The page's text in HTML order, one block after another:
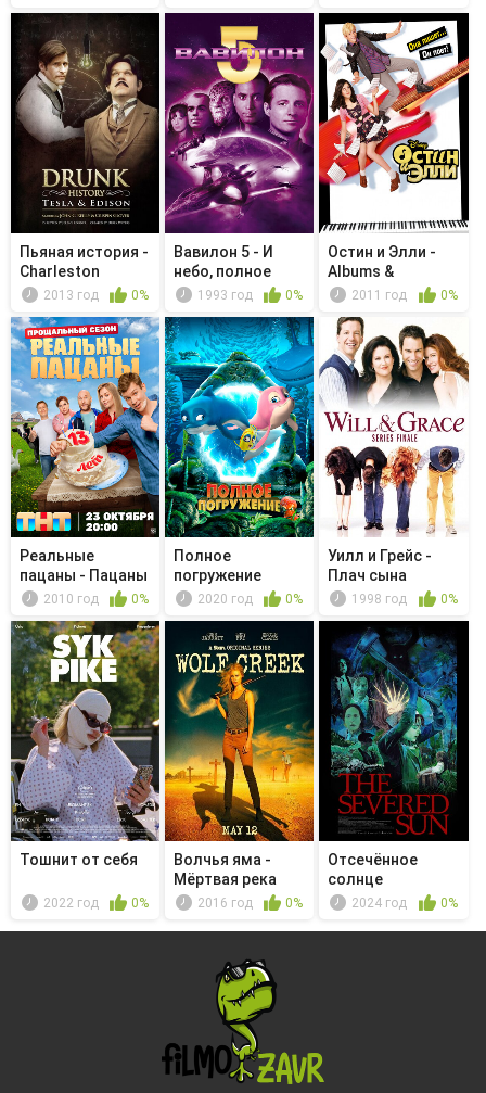
Пьяная история -
Charleston
2013 год 0%
Вавилон 5 - И
небо, полное
звёзд1993 год 0%
Остин и Элли -
Albums &
Auditions
2011 год 0%
Реальные
пацаны - Пацаны
и бальная си...
2010 год 0%
Полное
погружение
2020 год 0%
Уилл и Грейс -
Плач сына
1998 год 0%
Тошнит от себя
2022 год 0%
Волчья яма -
Мёртвая река
2016 год 0%
Отсечённое
солнце
2024 год 0%